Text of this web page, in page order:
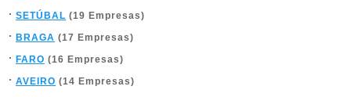
SETÚBAL (19 Empresas)
BRAGA (17 Empresas)
FARO (16 Empresas)
AVEIRO (14 Empresas)